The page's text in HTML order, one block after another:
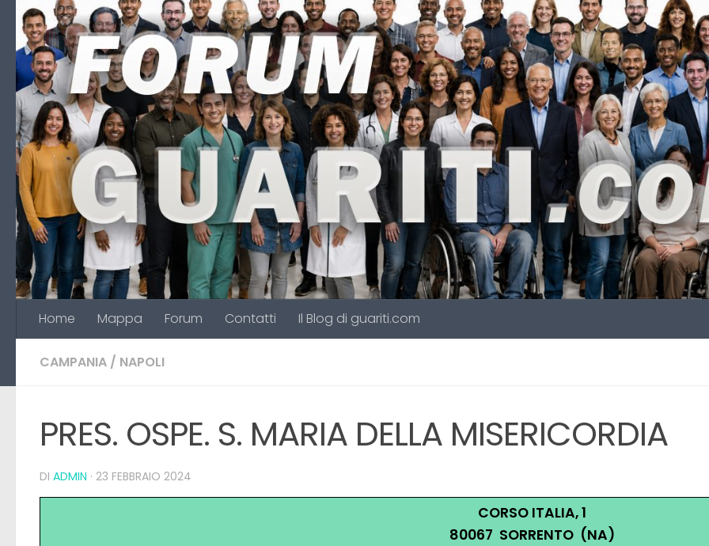
Salta al contenuto
Home Mappa Forum Contatti Il Blog di guariti.com
CAMPANIA / NAPOLI
PRES. OSPE. S. MARIA DELLA MISERICORDIA
DI ADMIN · 23 FEBBRAIO 2024
CORSO ITALIA, 1
80067 SORRENTO (NA)